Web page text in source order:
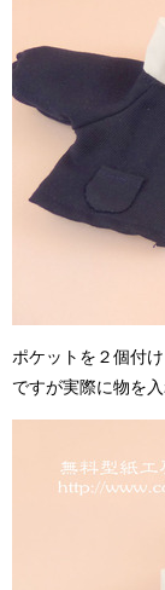
ポケットを２個付
ですが実際に物を入